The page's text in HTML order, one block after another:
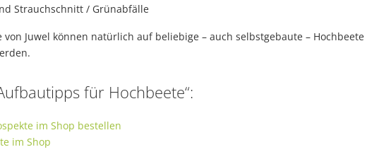
Strauchschnitt / Grünabfälle
von Juwel können natürlich auf beliebige – auch selbstgebaute – Hochbeete
für Hochbeete“:
im Shop bestellen
im Shop